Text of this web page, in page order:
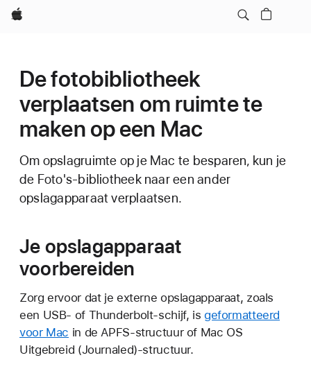
Apple
De fotobibliotheek
verplaatsen om ruimte te
maken op een Mac
Om opslagruimte op je Mac te besparen, kun je
de Foto's-bibliotheek naar een ander
opslagapparaat verplaatsen.
Je opslagapparaat
voorbereiden
Zorg ervoor dat je externe opslagapparaat, zoals
een USB- of Thunderbolt-schijf, is geformatteerd
voor Mac in de APFS-structuur of Mac OS
Uitgebreid (Journaled)-structuur.